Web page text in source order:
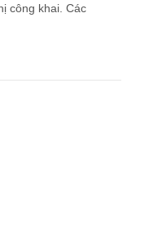
công khai. Các